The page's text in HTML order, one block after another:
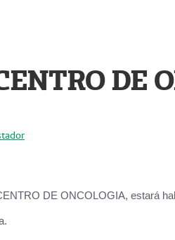
DE
DE ONCOLOGIA, estará